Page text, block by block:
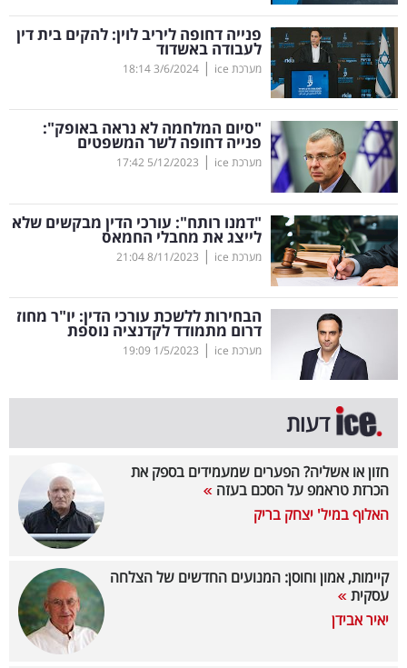
דעות
רכילות
עסקית
קריפטו
ויראלי
טלוויזיה
עסקי
ספורט
קריירה
ולימודים
מינויים
רייטינג
רכב
בריאות
תרבות
ופנאי
פנייה דחופה ליריב לוין: להקים בית דין
לעבודה באשדוד
מערכת ice |
3/6/2024
18:14
"סיום המלחמה לא נראה באופק":
פנייה דחופה לשר המשפטים
מערכת ice |
5/12/2023
17:42
"דמנו רותח": עורכי הדין מבקשים שלא
לייצג את מחבלי החמאס
מערכת ice |
8/11/2023
21:04
הבחירות ללשכת עורכי הדין: יו"ר מחוז
דרום מתמודד לקדנציה נוספת
מערכת ice |
1/5/2023
19:09
דעות
חזון או אשליה? הפערים שמעמידים בספק את
הכרזת טראמפ על הסכם בעזה
האלוף במיל' יצחק בריק
קיימות, אמון וחוסן: המנועים החדשים של הצלחה
עסקית
יאיר אבידן